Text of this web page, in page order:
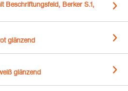
Beschriftungsfeld, Berker S.1,
glänzend
glänzend